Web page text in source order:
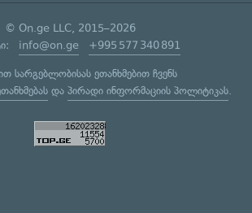
© On.ge LLC, 2015–2026
info@on.ge +995 577 340 891
სარგებლობისას ეთანხმებით ჩვენს
და პირადი ინფორმაციის პოლიტიკას.